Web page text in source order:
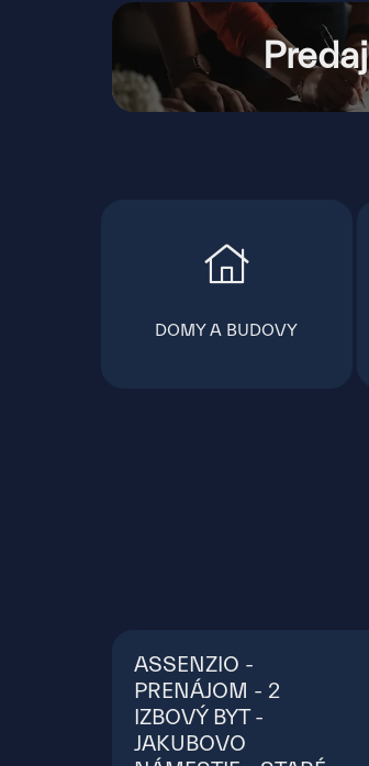
Predaj
DOMY A BUDOVY
ASSENZIO -
PRENÁJOM - 2
IZBOVÝ BYT -
JAKUBOVO